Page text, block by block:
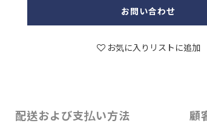
お問い合わせ
お気に入りリストに追加
配送および支払い方法 顧